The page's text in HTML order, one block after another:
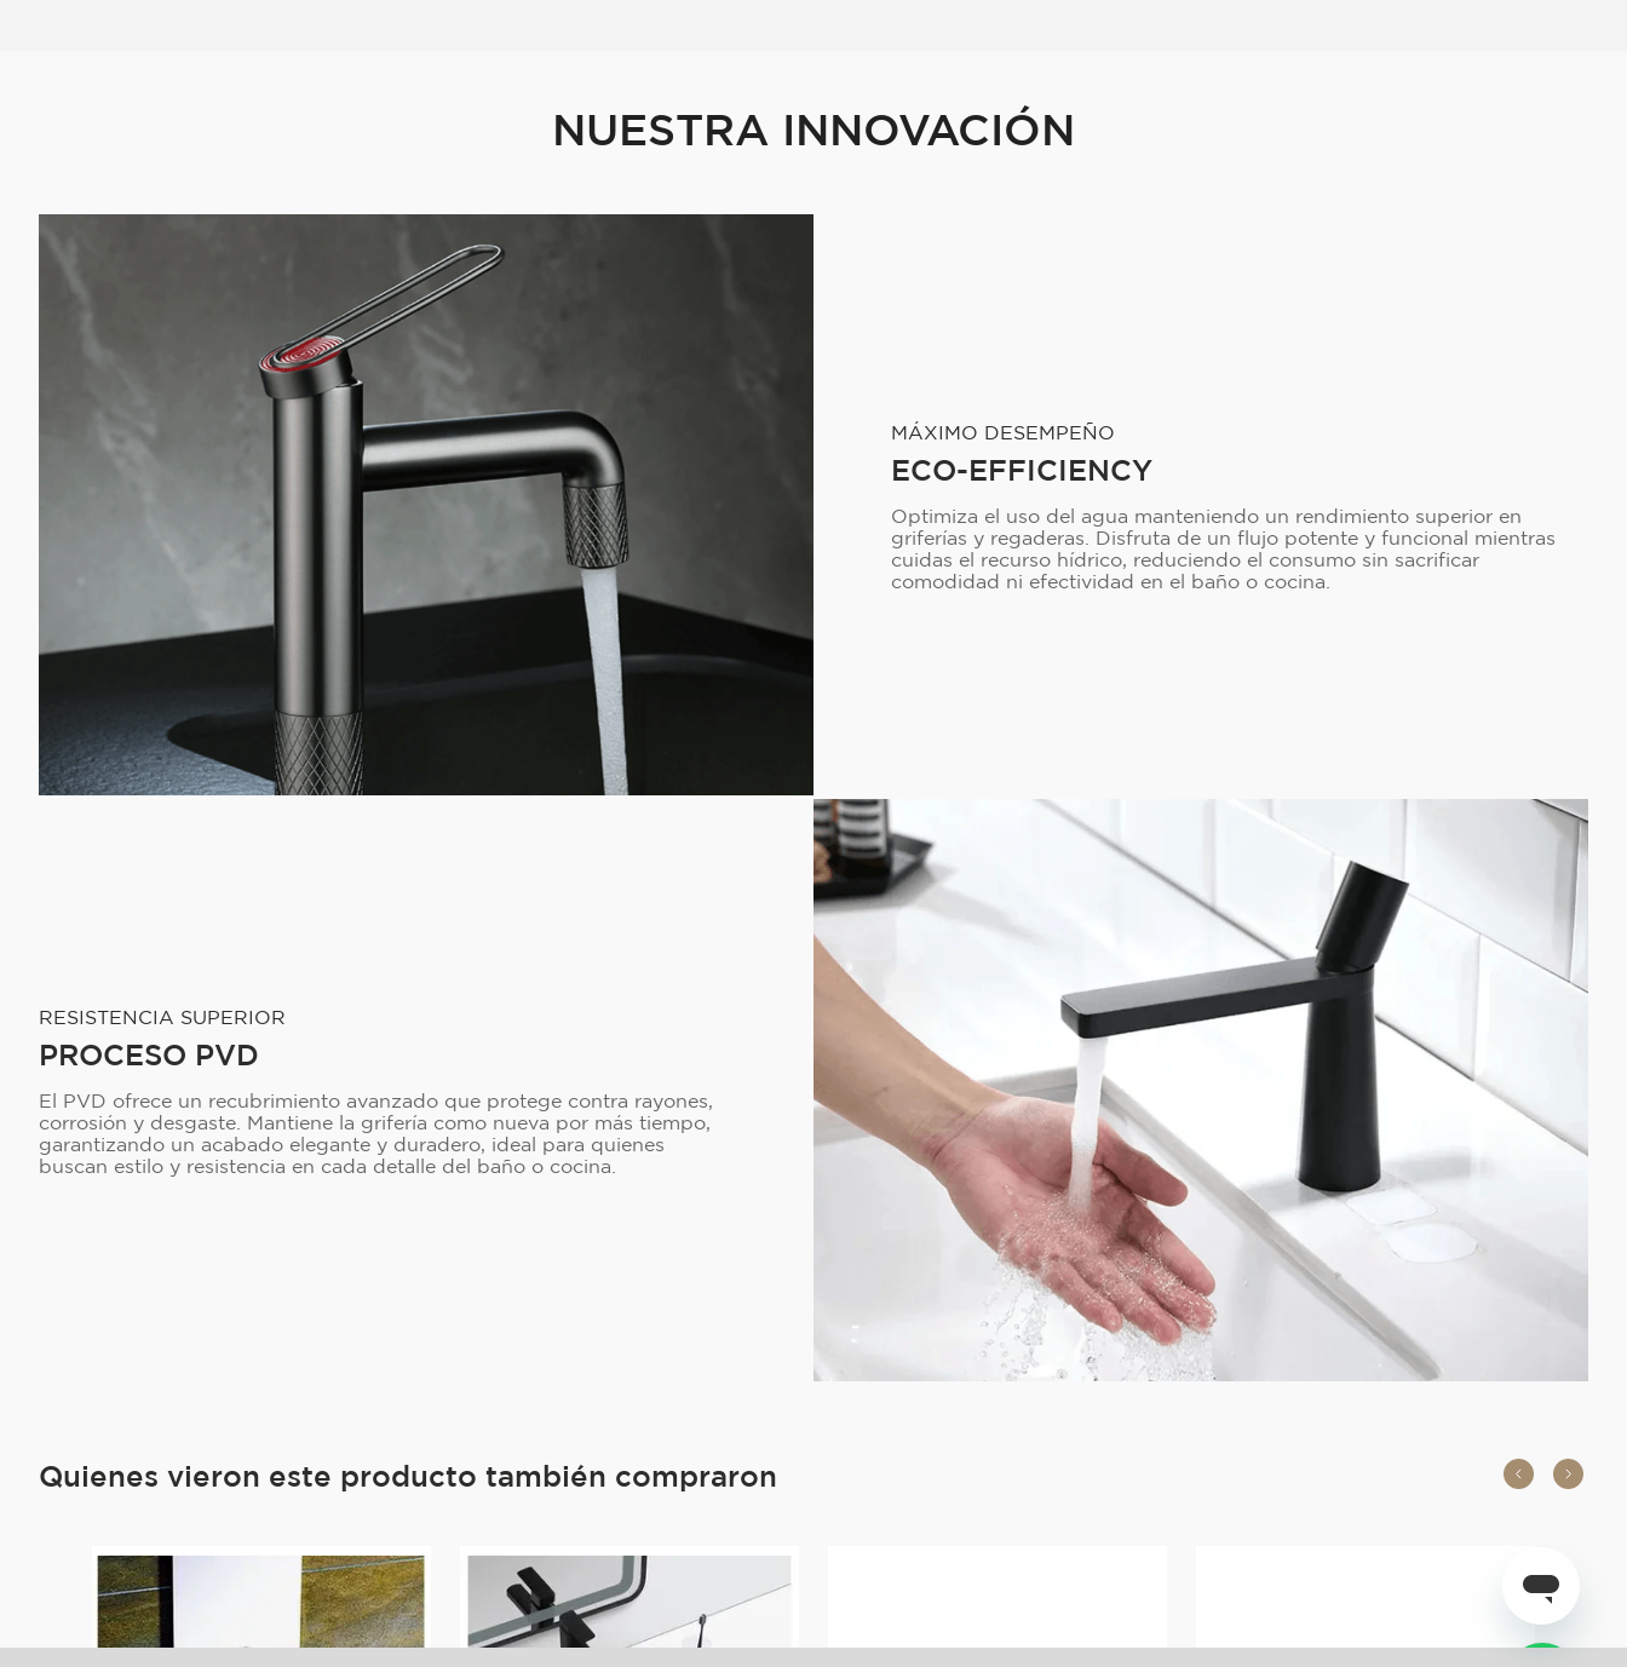
NUESTRA INNOVACIÓN
MÁXIMO DESEMPEÑO
ECO-EFFICIENCY
Optimiza el uso del agua manteniendo un rendimiento superior en
griferías y regaderas. Disfruta de un flujo potente y funcional mientras
cuidas el recurso hídrico, reduciendo el consumo sin sacrificar
comodidad ni efectividad en el baño o cocina.
RESISTENCIA SUPERIOR
PROCESO PVD
El PVD ofrece un recubrimiento avanzado que protege contra rayones,
corrosión y desgaste. Mantiene la grifería como nueva por más tiempo,
garantizando un acabado elegante y duradero, ideal para quienes
buscan estilo y resistencia en cada detalle del baño o cocina.
Quienes vieron este producto también compraron